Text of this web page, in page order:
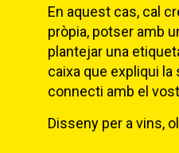
En aquest cas, cal
pròpia, potser amb
plantejar una
caixa que expliqui la
connecti amb el
Disseny per a vins,